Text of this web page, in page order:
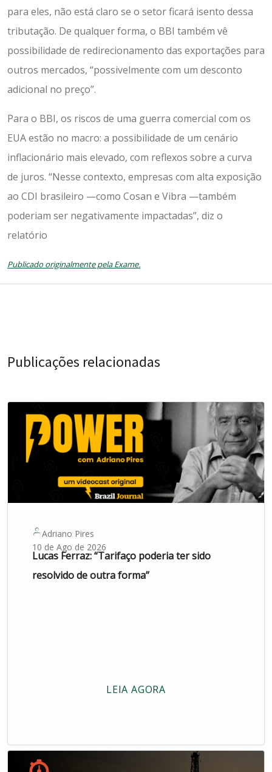
para eles, não está claro se o setor ficará isento dessa
tributação. De qualquer forma, o BBI também vê
possibilidade de redirecionamento das exportações para
outros mercados, “possivelmente com um desconto
adicional no preço”.
Para o BBI, os riscos de uma guerra comercial com os
EUA estão no macro: a possibilidade de um cenário
inflacionário mais elevado, com reflexos sobre a curva
de juros. “Nesse contexto, empresas com alta exposição
ao CDI brasileiro —como Cosan e Vibra —também
poderiam ser negativamente impactadas”, diz o
relatório
Publicado originalmente pela Exame.
Publicações relacionadas
Adriano Pires
10 de Ago de 2026
Lucas Ferraz: “Tarifaço poderia ter sido
resolvido de outra forma”
LEIA AGORA